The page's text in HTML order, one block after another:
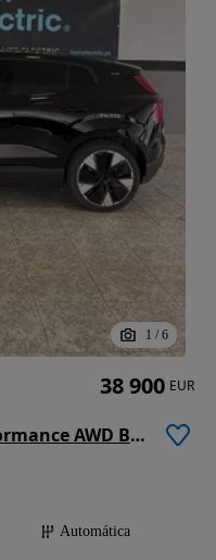
1 / 6
Volvo EX30 Twin Motor Performance AWD Black Edition Ultra
Automática
38 900 EUR